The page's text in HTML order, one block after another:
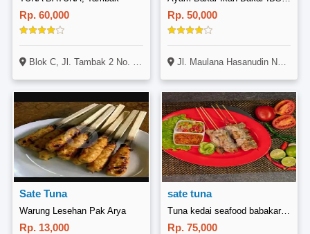
Rp. 60,000
Blok C, Jl. Tambak 2 No. 7, Menteng, Jakarta
Rp. 50,000
Jl. Maulana Hasanudin No 42 Poris Gaga, Kecamatan Batu Ceper Kota Tangerang
Sate Tuna
Warung Lesehan Pak Arya
Rp. 13,000
sate tuna
Tuna kedai seafood babakaran, pulo gebang jakarta timur
Rp. 75,000